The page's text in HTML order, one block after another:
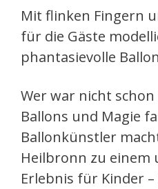
Mit flinken Fingern
für die Gäste
phantasievolle
Wer war nicht
Ballons und Magie
Ballonkünstler
Heilbronn zu einem
Erlebnis für Kinder